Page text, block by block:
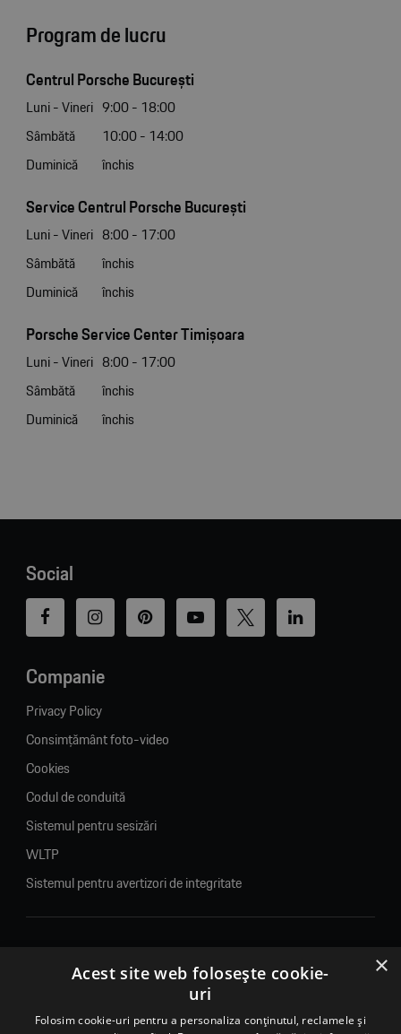
Program de lucru
Centrul Porsche București
Luni - Vineri 9:00 - 18:00
Sâmbătă
10:00 - 14:00
Duminică
închis
Service Centrul Porsche București
Luni - Vineri 8:00 - 17:00
Sâmbătă
închis
Duminică
închis
Porsche Service Center Timișoara
Luni - Vineri 8:00 - 17:00
Sâmbătă
închis
Duminică
închis
Social
Companie
Privacy Policy
Consimțământ foto-video
Cookies
Codul de conduită
Sistemul pentru sesizări
WLTP
Sistemul pentru avertizori de integritate
© 2026. Porsche Inter Auto Romania. Toate drepturile rezervate.
Porsche Inter Auto Romania SRL
RO22188461 J2007002067233
×
Acest site web folosește cookie-
uri
Folosim cookie-uri pentru a personaliza conținutul, reclamele și